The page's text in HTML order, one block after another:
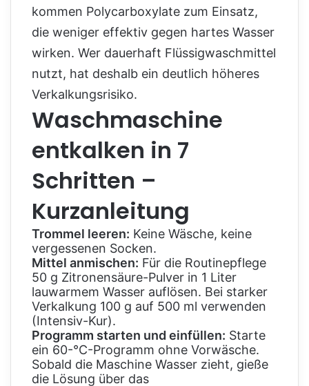
kommen Polycarboxylate zum Einsatz,
die weniger effektiv gegen hartes Wasser
wirken. Wer dauerhaft Flüssigwaschmittel
nutzt, hat deshalb ein deutlich höheres
Verkalkungsrisiko.
Waschmaschine
entkalken in 7
Schritten –
Kurzanleitung
Trommel leeren: Keine Wäsche, keine
vergessenen Socken.
Mittel anmischen: Für die Routinepflege
50 g Zitronensäure-Pulver in 1 Liter
lauwarmem Wasser auflösen. Bei starker
Verkalkung 100 g auf 500 ml verwenden
(Intensiv-Kur).
Programm starten und einfüllen: Starte
ein 60-°C-Programm ohne Vorwäsche.
Sobald die Maschine Wasser zieht, gieße
die Lösung über das